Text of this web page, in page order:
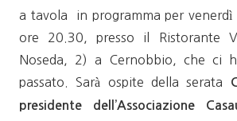
a tavola
in programma per
ore 20.30, presso il Ristorante
Noseda, 2) a Cernobbio, che ci
passato. Sarà ospite della serata
presidente dell’Associazione